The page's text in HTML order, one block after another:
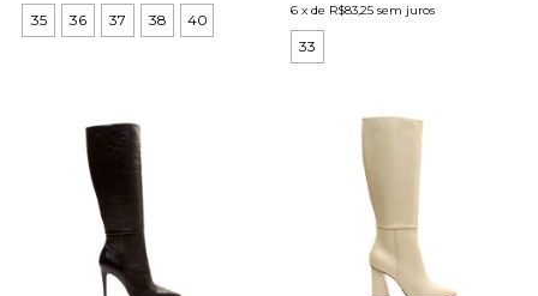
35 36 37 38 40
6 x de R$83,25 sem juros
33